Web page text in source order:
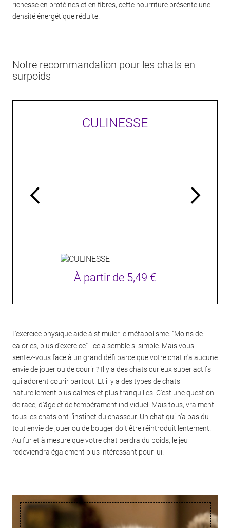
richesse en protéines et en fibres, cette nourriture présente une
densité énergétique réduite.
Notre recommandation pour les chats en
surpoids
CULINESSE
À partir de 5,49 €
L'exercice physique aide à stimuler le métabolisme. "Moins de
calories, plus d'exercice" - cela semble si simple. Mais vous
sentez-vous face à un grand défi parce que votre chat n'a aucune
envie de jouer ou de courir ? Il y a des chats curieux super actifs
qui adorent courir partout. Et il y a des types de chats
naturellement plus calmes et plus tranquilles. C'est une question
de race, d'âge et de tempérament individuel. Mais tous, vraiment
tous les chats ont l'instinct du chasseur. Un chat qui n'a pas du
tout envie de jouer ou de bouger doit être réintroduit lentement.
Au fur et à mesure que votre chat perdra du poids, le jeu
redeviendra également plus intéressant pour lui.